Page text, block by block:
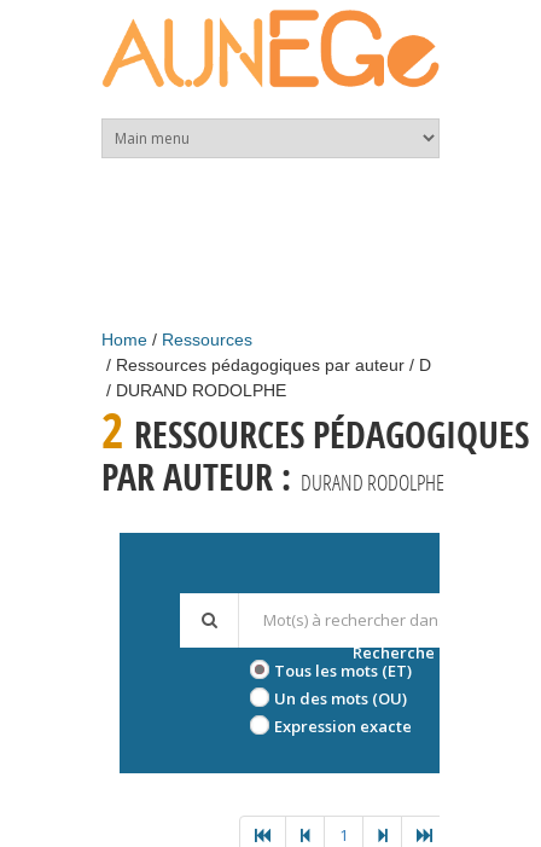
Home
Ressources
Ressources pédagogiques par auteur
D
DURAND RODOLPHE
2 RESSOURCES PÉDAGOGIQUES
PAR AUTEUR : DURAND RODOLPHE
Tous les mots (ET)
Un des mots (OU)
Expression exacte
Recherche avancée
1